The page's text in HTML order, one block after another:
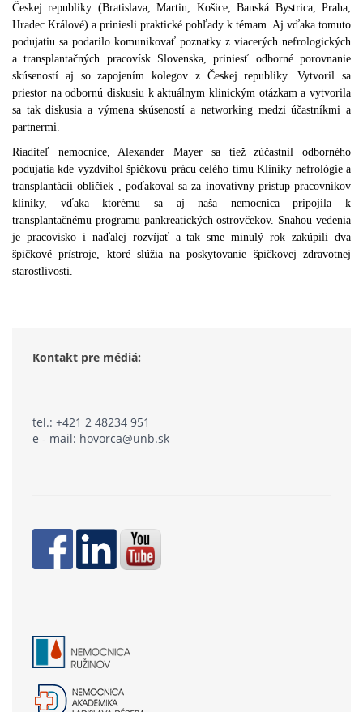
Českej republiky (Bratislava, Martin, Košice, Banská Bystrica, Praha,
Hradec Králové) a priniesli praktické pohľady k témam. Aj vďaka tomuto
podujatiu sa podarilo komunikovať poznatky z viacerých nefrologických
a transplantačných pracovísk Slovenska, priniesť odborné porovnanie
skúseností aj so zapojením kolegov z Českej republiky. Vytvoril sa
priestor na odbornú diskusiu k aktuálnym klinickým otázkam a vytvorila
sa tak diskusia a výmena skúseností a networking medzi účastníkmi a
partnermi.
Riaditeľ nemocnice, Alexander Mayer sa tiež zúčastnil odborného
podujatia kde vyzdvihol špičkovú prácu celého tímu Kliniky nefrológie a
transplantácií obličiek , poďakoval sa za inovatívny prístup pracovníkov
kliniky, vďaka ktorému sa aj naša nemocnica pripojila k
transplantačnému programu pankreatických ostrovčekov. Snahou vedenia
je pracovisko i naďalej rozvíjať a tak sme minulý rok zakúpili dva
špičkové prístroje, ktoré slúžia na poskytovanie špičkovej zdravotnej
starostlivosti.
Kontakt pre médiá:
tel.: +421 2 48234 951
e - mail: hovorca@unb.sk